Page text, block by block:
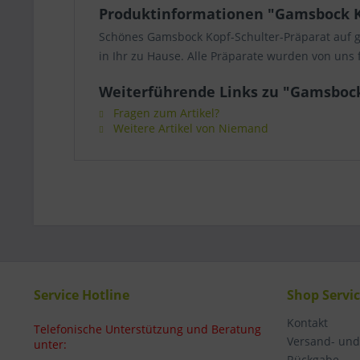
Produktinformationen "Gamsbock
Schönes Gamsbock Kopf-Schulter-Präparat
in Ihr zu Hause. Alle Präparate wurden von
Weiterführende Links zu
Fragen zum Artikel?
Weitere Artikel von Niemand
Service Hotline
Telefonische Unterstützung und Beratung
unter:
Shop
Kontakt
Versand-